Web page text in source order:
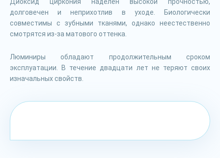
долговечен и неприхотлив в уходе. Биологически
совместимы с зубными тканями, однако неестественно
смотрятся из-за матового оттенка.
Люминиры обладают продолжительным сроком
эксплуатации. В течение двадцати лет не теряют своих
изначальных свойств.